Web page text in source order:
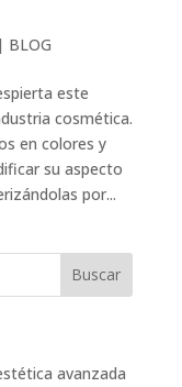
| BLOG
este
cosmética.
en colores y
su aspecto
por...
avanzada